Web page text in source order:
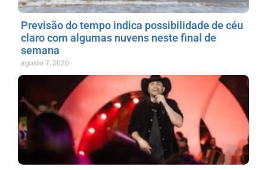
Previsão do tempo indica possibilidade de céu
claro com algumas nuvens neste final de
semana
agosto 7, 2026